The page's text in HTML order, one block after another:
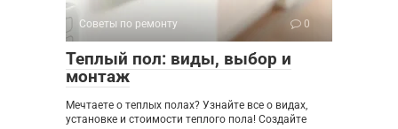
Советы по ремонту 0
Теплый пол: виды, выбор и
монтаж
Мечтаете о теплых полах? Узнайте все о видах,
установке и стоимости теплого пола! Создайте